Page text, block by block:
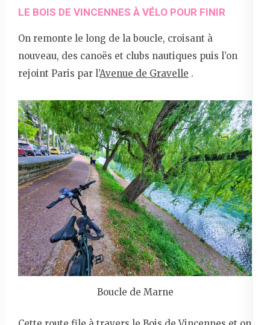
LE BOIS DE VINCENNES À VÉLO POUR FINIR
On remonte le long de la boucle, croisant à
nouveau, des canoës et clubs nautiques puis l’on
rejoint Paris par l’Avenue de Gravelle .
Boucle de Marne